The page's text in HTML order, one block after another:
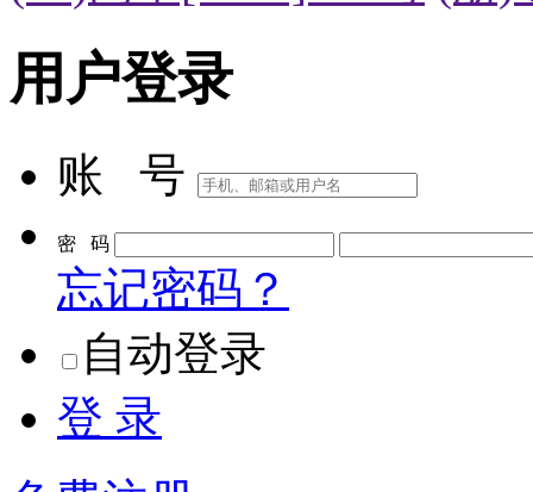
用户登录
账 号
密 码
忘记密码？
自动登录
登 录